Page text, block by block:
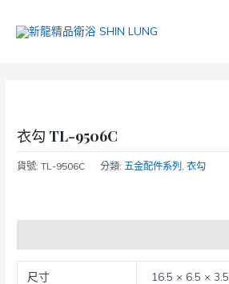
衣勾 TL-9506C
貨號:TL-9506C 分類: 五金配件系列 ,衣勾
尺寸 16.5 × 6.5 ×